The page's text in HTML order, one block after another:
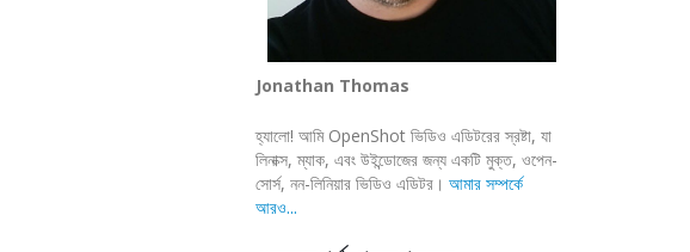
Jonathan Thomas
হ্যালো! আমি OpenShot ভিডিও এডিটরের স্রষ্টা, যা
লিনাক্স, ম্যাক, এবং উইন্ডোজের জন্য একটি মুক্ত, ওপেন-
সোর্স, নন-লিনিয়ার ভিডিও এডিটর। আমার সম্পর্কে
আরও...